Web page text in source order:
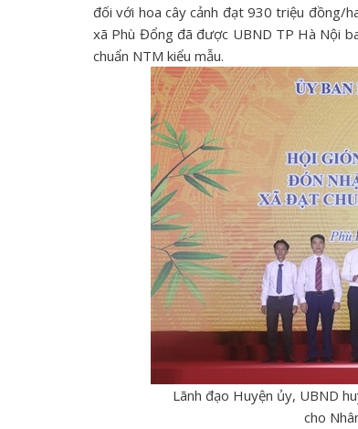
đối với hoa cây cảnh đạt 930 triệu đồng/
xã Phù Đổng đã được UBND TP Hà Nội
chuẩn NTM kiểu mẫu.
Lãnh đạo Huyện ủy, UBND
cho